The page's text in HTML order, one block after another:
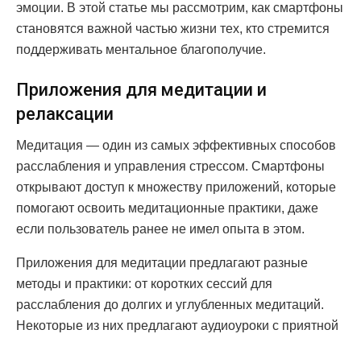
эмоции. В этой статье мы рассмотрим, как смартфоны
становятся важной частью жизни тех, кто стремится
поддерживать ментальное благополучие.
Приложения для медитации и
релаксации
Медитация — один из самых эффективных способов
расслабления и управления стрессом. Смартфоны
открывают доступ к множеству приложений, которые
помогают освоить медитационные практики, даже
если пользователь ранее не имел опыта в этом.
Приложения для медитации предлагают разные
методы и практики: от коротких сессий для
расслабления до долгих и углубленных медитаций.
Некоторые из них предлагают аудиоуроки с приятной